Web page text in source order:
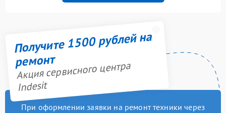
Получите 1500 рублей на
ремонт
Акция сервисного центра
Indesit
При оформлении заявки на ремонт техники через